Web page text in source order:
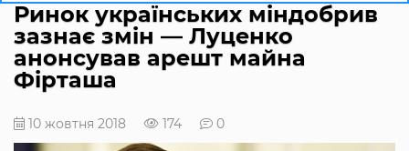
Ринок українських міндобрив
зазнає змін — Луценко
анонсував арешт майна
Фірташа
10 жовтня 2018 174 0